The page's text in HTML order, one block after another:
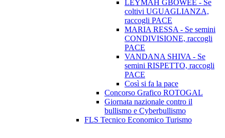
LEYMAH GBOWEE - Se
coltivi UGUAGLIANZA,
raccogli PACE
MARIA RESSA - Se semini
CONDIVISIONE, raccogli
PACE
VANDANA SHIVA - Se
semini RISPETTO, raccogli
PACE
Così si fa la pace
Concorso Grafico ROTOGAL
Giornata nazionale contro il
bullismo e Cyberbullismo
FLS Tecnico Economico Turismo